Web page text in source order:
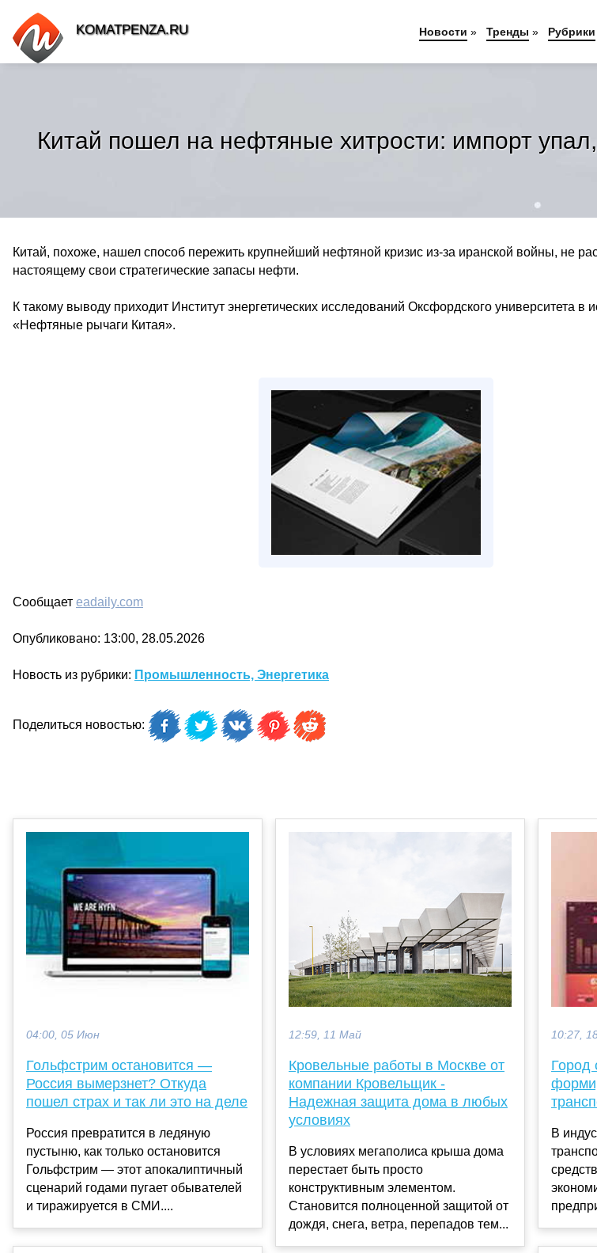
Китай пошел на нефтяные хитрости: импорт
Китай, похоже, нашел способ пережить крупнейший нефтяной кризис из-за иранской войны, не
настоящему свои стратегические запасы нефти.
К такому выводу приходит Институт энергетических исследований Оксфордского университета в
«Нефтяные рычаги Китая».
Сообщает eadaily.com
Опубликовано: 13:00, 28.05.2026
Новость из рубрики: Промышленность, Энергетика
Поделиться новостью:
04:00, 05 Июн
Гольфстрим остановится —
Россия вымерзнет? Откуда
пошел страх и так ли это на деле
Россия превратится в ледяную
пустыню, как только остановится
Гольфстрим — этот апокалиптичный
сценарий годами пугает обывателей
и тиражируется в СМИ....
12:59, 11 Май
Кровельные работы в Москве от
компании Кровельщик -
Надежная защита дома в любых
условиях
В условиях мегаполиса крыша дома
перестает быть просто
конструктивным элементом.
Становится полноценной защитой от
дождя, снега, ветра, перепадов тем...
10:27,
В
KOMATPENZA.RU Новости » Тренды » Рубрики